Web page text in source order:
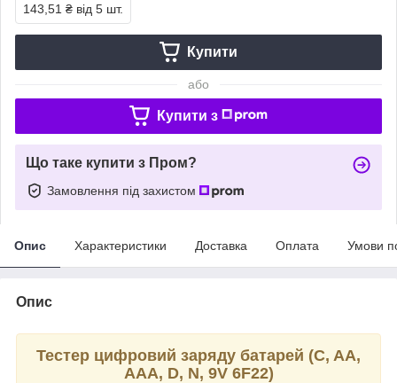
143,51 ₴ від 5 шт.
Купити
або
Купити з
Що таке купити з Пром?
Замовлення під захистом
Опис Характеристики Доставка Оплата Умови
Опис
Тестер цифровий заряду батарей (C, AA,
AAA, D, N, 9V 6F22)